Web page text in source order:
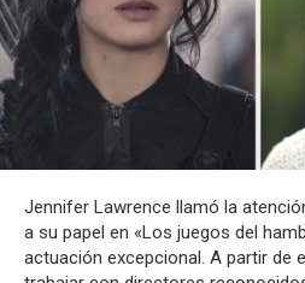
Jennifer Lawrence llamó la
a su papel en «Los juegos del
actuación excepcional. A partir de